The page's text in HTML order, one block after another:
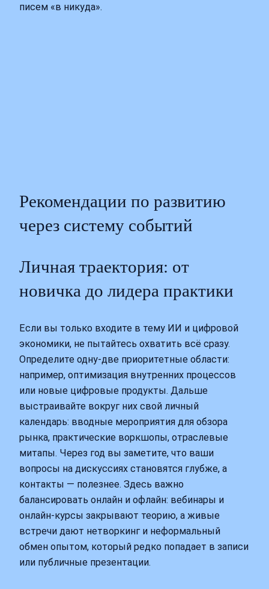
писем «в никуда».
Рекомендации по развитию
через систему событий
Личная траектория: от
новичка до лидера практики
Если вы только входите в тему ИИ и цифровой
экономики, не пытайтесь охватить всё сразу.
Определите одну‑две приоритетные области:
например, оптимизация внутренних процессов
или новые цифровые продукты. Дальше
выстраивайте вокруг них свой личный
календарь: вводные мероприятия для обзора
рынка, практические воркшопы, отраслевые
митапы. Через год вы заметите, что ваши
вопросы на дискуссиях становятся глубже, а
контакты — полезнее. Здесь важно
балансировать онлайн и офлайн: вебинары и
онлайн‑курсы закрывают теорию, а живые
встречи дают нетворкинг и неформальный
обмен опытом, который редко попадает в записи
или публичные презентации.